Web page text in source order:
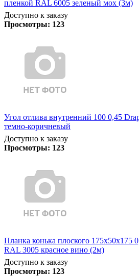
пленкой RAL 6005 зеленый мох (3м)
Доступно к заказу
Просмотры: 123
Угол отлива внутренний 100 0,45
темно-коричневый
Доступно к заказу
Просмотры: 123
Планка конька плоского 175х50х175
RAL 3005 красное вино (2м)
Доступно к заказу
Просмотры: 123